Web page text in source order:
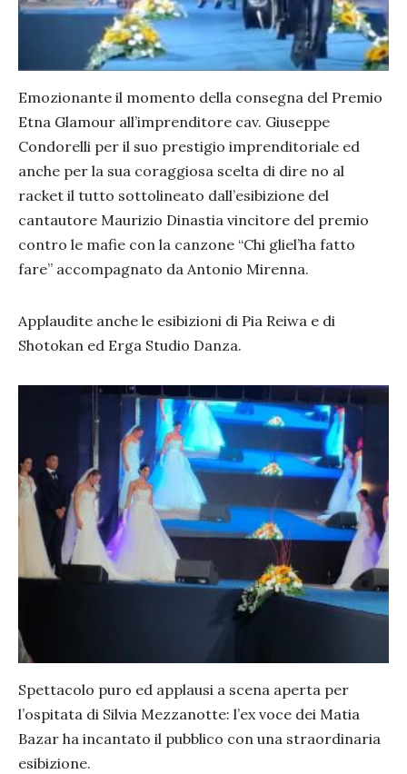
Emozionante il momento della consegna del Premio
Etna Glamour all’imprenditore cav. Giuseppe
Condorelli per il suo prestigio imprenditoriale ed
anche per la sua coraggiosa scelta di dire no al
racket il tutto sottolineato dall’esibizione del
cantautore Maurizio Dinastia vincitore del premio
contro le mafie con la canzone “Chi gliel’ha fatto
fare” accompagnato da Antonio Mirenna.
Applaudite anche le esibizioni di Pia Reiwa e di
Shotokan ed Erga Studio Danza.
Spettacolo puro ed applausi a scena aperta per
l’ospitata di Silvia Mezzanotte: l’ex voce dei Matia
Bazar ha incantato il pubblico con una straordinaria
esibizione.